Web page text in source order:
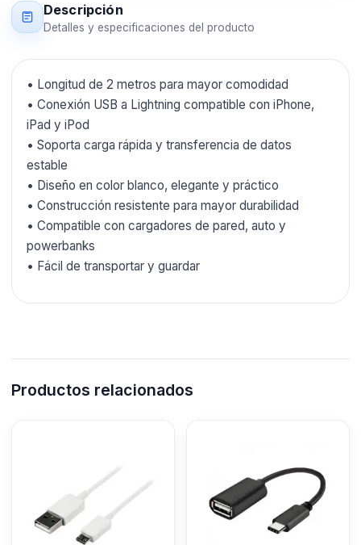
Descripción
Detalles y especificaciones del producto
• Longitud de 2 metros para mayor comodidad
• Conexión USB a Lightning compatible con iPhone,
iPad y iPod
• Soporta carga rápida y transferencia de datos
estable
• Diseño en color blanco, elegante y práctico
• Construcción resistente para mayor durabilidad
• Compatible con cargadores de pared, auto y
powerbanks
• Fácil de transportar y guardar
Productos relacionados